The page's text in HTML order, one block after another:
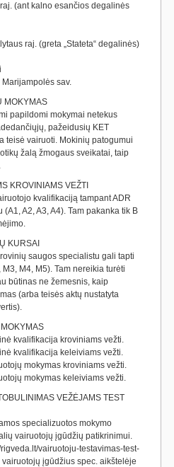
(ant kalno esančios degalinės
raj. (greta „Stateta“ degalinės)
Marijampolės sav.
MOKYMAS
papildomi mokymai netekus
pažeidusių KET
teisė vairuoti. Mokinių patogumui
žalą žmogaus sveikatai, taip
KROVINIAMS VEŽTI
kvalifikaciją tampant ADR
A2, A3, A4). Tam pakanka tik B
KURSAI
saugos specialistu gali tapti
M4, M5). Tam nereikia turėti
būtinas ne žemesnis, kaip
(arba teisės aktų nustatyta
kvalifikacija kroviniams vežti.
kvalifikacija keleiviams vežti.
mokymas kroviniams vežti.
mokymas keleiviams vežti.
VEŽĖJAMS TEST
specializuotos mokymo
vairuotojų įgūdžių patikrinimui.
vairuotoju-testavimas-test-
įgūdžius spec. aikštelėje